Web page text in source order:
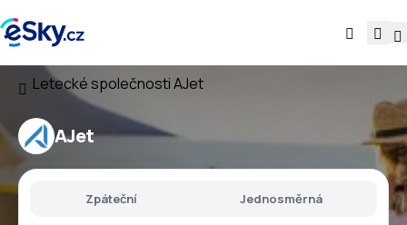
Letecké společnostiAJet
AJet
Zpáteční Jednosměrná